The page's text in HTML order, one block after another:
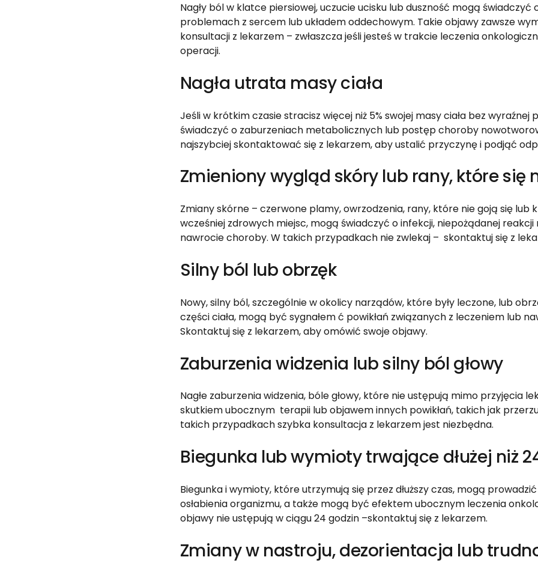
Nagły ból w klatce piersiowej, uczucie ucisku lub duszność mogą świadczyć
problemach z sercem lub układem oddechowym. Takie objawy zawsze
konsultacji z lekarzem – zwłaszcza jeśli jesteś w trakcie leczenia
operacji.
Nagła utrata masy ciała
Jeśli w krótkim czasie stracisz więcej niż 5% swojej masy ciała bez wyraźnej
świadczyć o zaburzeniach metabolicznych lub postęp choroby
najszybciej skontaktować się z lekarzem, aby ustalić przyczynę i podjąć
Zmieniony wygląd skóry lub rany, które się
Zmiany skórne – czerwone plamy, owrzodzenia, rany, które nie goją się lub
wcześniej zdrowych miejsc, mogą świadczyć o infekcji, niepożądanej reakcji
nawrocie choroby. W takich przypadkach nie zwlekaj – skontaktuj się z
Silny ból lub obrzęk
Nowy, silny ból, szczególnie w okolicy narządów, które były leczone, lub
części ciała, mogą być sygnałem ć powikłań związanych z leczeniem lub
Skontaktuj się z lekarzem, aby omówić swoje objawy.
Zaburzenia widzenia lub silny ból głowy
Nagłe zaburzenia widzenia, bóle głowy, które nie ustępują mimo przyjęcia
skutkiem ubocznym terapii lub objawem innych powikłań, takich jak
takich przypadkach szybka konsultacja z lekarzem jest niezbędna.
Biegunka lub wymioty trwające dłużej niż
Biegunka i wymioty, które utrzymują się przez dłuższy czas, mogą
osłabienia organizmu, a także mogą być efektem ubocznym leczenia
objawy nie ustępują w ciągu 24 godzin –skontaktuj się z lekarzem.
Zmiany w nastroju, dezorientacja lub